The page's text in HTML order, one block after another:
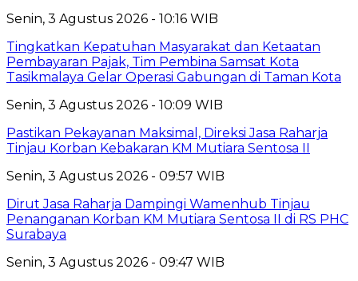
Senin, 3 Agustus 2026 - 10:16 WIB
Tingkatkan Kepatuhan Masyarakat dan Ketaatan
Pembayaran Pajak, Tim Pembina Samsat Kota
Tasikmalaya Gelar Operasi Gabungan di Taman Kota
Senin, 3 Agustus 2026 - 10:09 WIB
Pastikan Pekayanan Maksimal, Direksi Jasa Raharja
Tinjau Korban Kebakaran KM Mutiara Sentosa II
Senin, 3 Agustus 2026 - 09:57 WIB
Dirut Jasa Raharja Dampingi Wamenhub Tinjau
Penanganan Korban KM Mutiara Sentosa II di RS PHC
Surabaya
Senin, 3 Agustus 2026 - 09:47 WIB